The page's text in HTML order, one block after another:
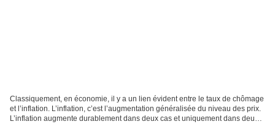
Classiquement, en économie, il y a un lien évident entre le taux de chômage
et l’inflation. L’inflation, c’est l’augmentation généralisée du niveau des prix.
L’inflation augmente durablement dans deux cas et uniquement dans deux